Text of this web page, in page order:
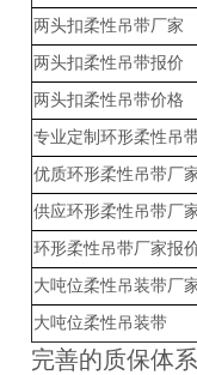
两头扣柔性吊带厂家
两头扣柔性吊带报价
两头扣柔性吊带价格
专业定制环形柔性吊
优质环形柔性吊带厂
供应环形柔性吊带厂
环形柔性吊带厂家报
大吨位柔性吊装带厂
大吨位柔性吊装带
完善的质保体